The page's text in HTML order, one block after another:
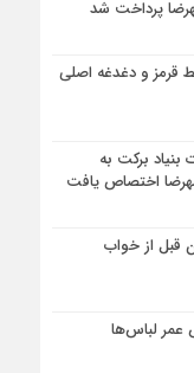
پرداخت شد
قرمز و دغدغه اصلی
بنیاد برکت به
اختصاص یافت
عمر لباس‌ها